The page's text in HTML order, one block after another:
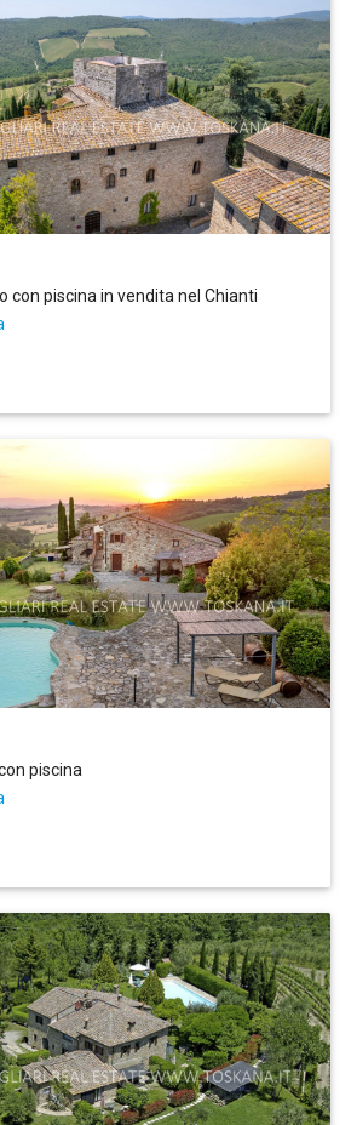
con piscina in vendita nel Chianti
piscina